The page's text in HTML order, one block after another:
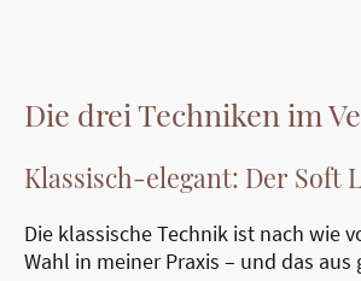
Die drei Techniken im
Klassisch-elegant: Der Soft
Die klassische Technik ist nach wie
Wahl in meiner Praxis – und das aus